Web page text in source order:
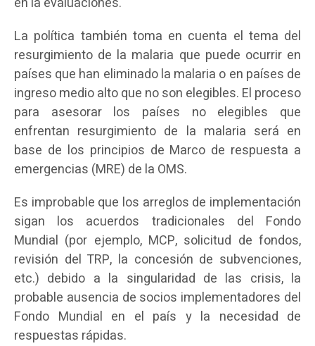
La política también toma en cuenta el tema del
resurgimiento de la malaria que puede ocurrir en
países que han eliminado la malaria o en países de
ingreso medio alto que no son elegibles. El proceso
para asesorar los países no elegibles que
enfrentan resurgimiento de la malaria será en
base de los principios de Marco de respuesta a
emergencias (MRE) de la OMS.
Es improbable que los arreglos de implementación
sigan los acuerdos tradicionales del Fondo
Mundial (por ejemplo, MCP, solicitud de fondos,
revisión del TRP, la concesión de subvenciones,
etc.) debido a la singularidad de las crisis, la
probable ausencia de socios implementadores del
Fondo Mundial en el país y la necesidad de
respuestas rápidas.